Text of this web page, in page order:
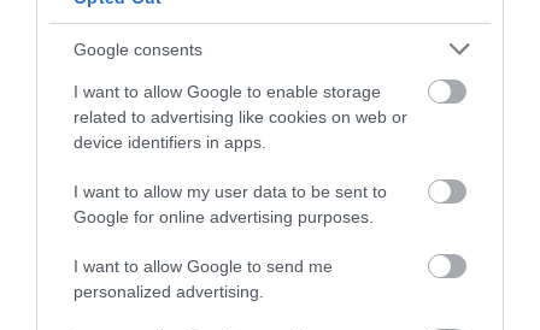
Google consents
I want to allow Google to enable storage
related to advertising like cookies on web or
device identifiers in apps.
I want to allow my user data to be sent to
Google for online advertising purposes.
I want to allow Google to send me
personalized advertising.
NEM CSAK A RITKASÁGOK
HÉTKÖZNAPI MADARAK ÉS
PILLANGÓK CSENDES
ELTŰNÉSE A NAGYOBB
VÉSZJEL
KORAI MÉG MINDENTUDÓNAK
HINNI MAGUNKAT